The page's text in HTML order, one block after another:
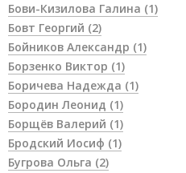
Бови-Кизилова Галина (1)
Бовт Георгий (2)
Бойников Александр (1)
Борзенко Виктор (1)
Боричева Надежда (1)
Бородин Леонид (1)
Борщёв Валерий (1)
Бродский Иосиф (1)
Бугрова Ольга (2)